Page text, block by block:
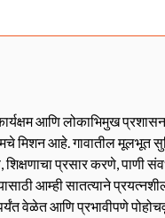
आणि लोकाभिमुख
मिशन आहे. गावातील मूलभूत
शिक्षणाचा प्रसार करणे, पाणी
आम्ही सातत्याने
वेळेत आणि प्रभावीपणे